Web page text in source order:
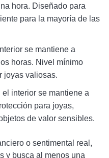
hora. Diseñado para
para la mayoría de las
se mantiene a
horas. Nivel mínimo
joyas valiosas.
el interior se mantiene a
para joyas,
de valor sensibles.
o sentimental real,
y busca al menos una